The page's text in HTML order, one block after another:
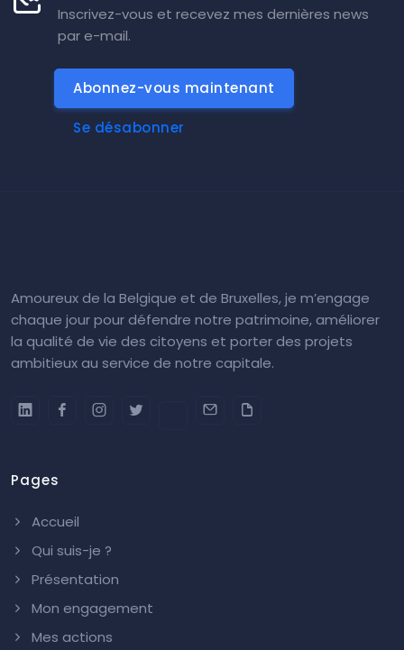
Inscrivez-vous et recevez mes dernières news
par e-mail.
Abonnez-vous maintenant
Se désabonner
Amoureux de la Belgique et de Bruxelles, je m’engage
chaque jour pour défendre notre patrimoine, améliorer
la qualité de vie des citoyens et porter des projets
ambitieux au service de notre capitale.
Pages
Accueil
Qui suis-je ?
Présentation
Mon engagement
Mes actions